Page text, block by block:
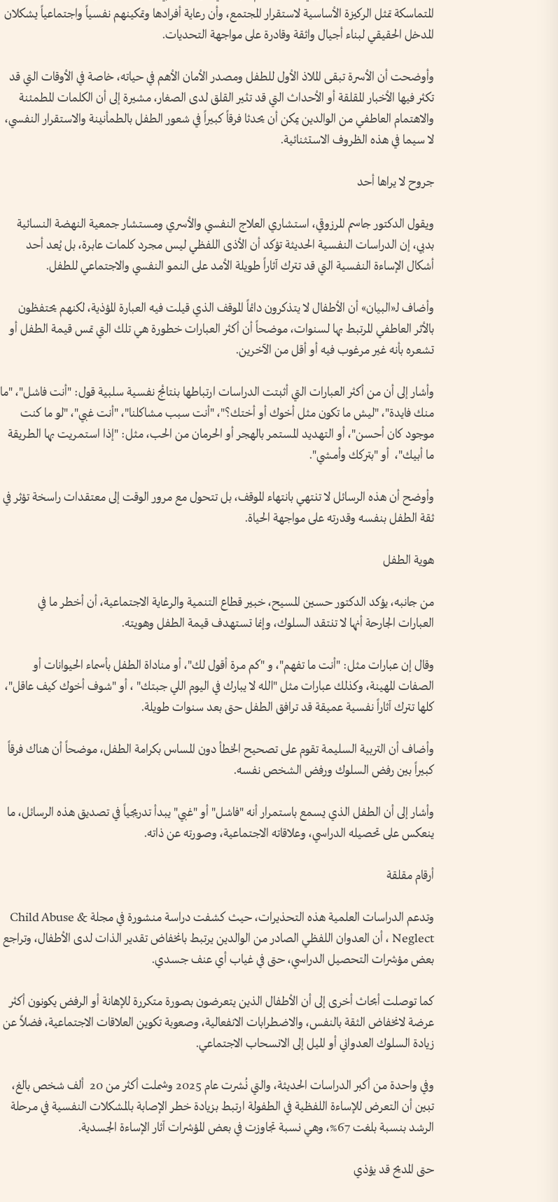
المتماسكة تمثل الركيزة الأساسية لاستقرار المجتمع، وأن رعاية أفرادها وتمكينهم نفسياً واجتماعياً يشكلان
المدخل الحقيقي لبناء أجيال واثقة وقادرة على مواجهة التحديات.
وأوضحت أن الأسرة تبقى الملاذ الأول للطفل ومصدر الأمان الأهم في حياته، خاصة في الأوقات التي قد
تكثر فيها الأخبار المقلقة أو الأحداث التي قد تثير القلق لدى الصغار، مشيرة إلى أن الكلمات المطمئنة
والاهتمام العاطفي من الوالدين يمكن أن يحدثا فرقاً كبيراً في شعور الطفل بالطمأنينة والاستقرار النفسي،
لا سيما في هذه الظروف الاستثنائية.
جروح لا يراها أحد
ويقول الدكتور جاسم المرزوقي، استشاري العلاج النفسي والأسري ومستشار جمعية النهضة النسائية
بدبي، إن الدراسات النفسية الحديثة تؤكد أن الأذى اللفظي ليس مجرد كلمات عابرة، بل يُعد أحد
أشكال الإساءة النفسية التي قد تترك آثاراً طويلة الأمد على النمو النفسي والاجتماعي للطفل.
وأضاف لـ«البيان» أن الأطفال لا يتذكرون دائماً الموقف الذي قيلت فيه العبارة المؤذية، لكنهم يحتفظون
بالأثر العاطفي المرتبط بها لسنوات، موضحاً أن أكثر العبارات خطورة هي تلك التي تمس قيمة الطفل أو
تشعره بأنه غير مرغوب فيه أو أقل من الآخرين.
وأشار إلى أن من أكثر العبارات التي أثبتت الدراسات ارتباطها بنتائج نفسية سلبية قول: "أنت فاشل"، "ما
منك فايدة"، "ليش ما تكون مثل أخوك أو أختك؟"، "أنت سبب مشاكلنا"، "أنت غبي"، "لو ما كنت
موجود كان أحسن"، أو التهديد المستمر بالهجر أو الحرمان من الحب، مثل: "إذا استمريت بها الطريقة
ما أبيك"، أو "بتركك وأمشي".
وأوضح أن هذه الرسائل لا تنتهي بانتهاء الموقف، بل تتحول مع مرور الوقت إلى معتقدات راسخة تؤثر في
ثقة الطفل بنفسه وقدرته على مواجهة الحياة.
هوية الطفل
من جانبه، يؤكد الدكتور حسين المسيح، خبير قطاع التنمية والرعاية الاجتماعية، أن أخطر ما في
العبارات الجارحة أنها لا تنتقد السلوك، وإنما تستهدف قيمة الطفل وهويته.
وقال إن عبارات مثل: "أنت ما تفهم"، و "كم مرة أقول لك"، أو مناداة الطفل بأسماء الحيوانات أو
الصفات المهينة، وكذلك عبارات مثل "الله لا يبارك في اليوم اللي جبتك" ، أو "شوف أخوك كيف عاقل"،
كلها تترك آثاراً نفسية عميقة قد ترافق الطفل حتى بعد سنوات طويلة.
وأضاف أن التربية السليمة تقوم على تصحيح الخطأ دون المساس بكرامة الطفل، موضحاً أن هناك فرقاً
كبيراً بين رفض السلوك ورفض الشخص نفسه.
وأشار إلى أن الطفل الذي يسمع باستمرار أنه "فاشل" أو "غبي" يبدأ تدريجياً في تصديق هذه الرسائل، ما
ينعكس على تحصيله الدراسي، وعلاقاته الاجتماعية، وصورته عن ذاته.
أرقام مقلقة
وتدعم الدراسات العلمية هذه التحذيرات، حيث كشفت دراسة منشورة في مجلة Child Abuse &
Neglect ، أن العدوان اللفظي الصادر من الوالدين يرتبط بانخفاض تقدير الذات لدى الأطفال، وتراجع
بعض مؤشرات التحصيل الدراسي، حتى في غياب أي عنف جسدي.
كما توصلت أبحاث أخرى إلى أن الأطفال الذين يتعرضون بصورة متكررة للإهانة أو الرفض يكونون أكثر
عرضة لانخفاض الثقة بالنفس، والاضطرابات الانفعالية، وصعوبة تكوين العلاقات الاجتماعية، فضلاً عن
زيادة السلوك العدواني أو الميل إلى الانسحاب الاجتماعي.
وفي واحدة من أكبر الدراسات الحديثة، والتي نُشرت عام 2025 وشملت أكثر من 20 ألف شخص بالغ،
تبين أن التعرض للإساءة اللفظية في الطفولة ارتبط بزيادة خطر الإصابة بالمشكلات النفسية في مرحلة
الرشد بنسبة بلغت 67%، وهي نسبة تجاوزت في بعض المؤشرات آثار الإساءة الجسدية.
حتى المديح قد يؤذي